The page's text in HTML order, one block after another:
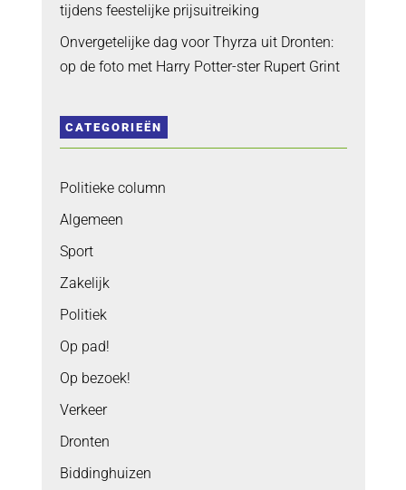
tijdens feestelijke prijsuitreiking
Onvergetelijke dag voor Thyrza uit Dronten:
op de foto met Harry Potter-ster Rupert Grint
CATEGORIEËN
Politieke column
Algemeen
Sport
Zakelijk
Politiek
Op pad!
Op bezoek!
Verkeer
Dronten
Biddinghuizen